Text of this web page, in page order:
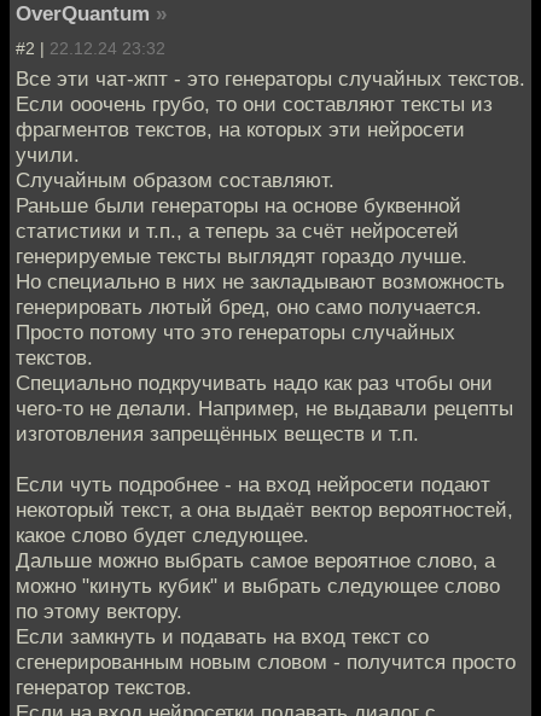
OverQuantum »
#2 | 22.12.24 23:32
Все эти чат-жпт - это генераторы случайных текстов.
Если ооочень грубо, то они составляют тексты из
фрагментов текстов, на которых эти нейросети
учили.
Случайным образом составляют.
Раньше были генераторы на основе буквенной
статистики и т.п., а теперь за счёт нейросетей
генерируемые тексты выглядят гораздо лучше.
Но специально в них не закладывают возможность
генерировать лютый бред, оно само получается.
Просто потому что это генераторы случайных
текстов.
Специально подкручивать надо как раз чтобы они
чего-то не делали. Например, не выдавали рецепты
изготовления запрещённых веществ и т.п.
Если чуть подробнее - на вход нейросети подают
некоторый текст, а она выдаёт вектор вероятностей,
какое слово будет следующее.
Дальше можно выбрать самое вероятное слово, а
можно "кинуть кубик" и выбрать следующее слово
по этому вектору.
Если замкнуть и подавать на вход текст со
сгенерированным новым словом - получится просто
генератор текстов.